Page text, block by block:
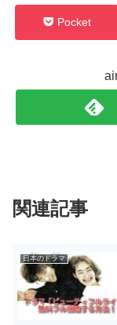
Pocket
関連記事
日本のドラマ